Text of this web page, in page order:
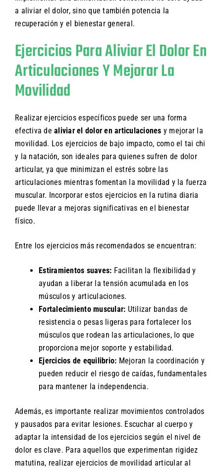
a aliviar el dolor, sino que también potencia la
recuperación y el bienestar general.
Ejercicios Para Aliviar El Dolor En
Articulaciones Y Mejorar La
Movilidad
Realizar ejercicios específicos puede ser una forma
efectiva de aliviar el dolor en articulaciones y mejorar la
movilidad. Los ejercicios de bajo impacto, como el tai chi
y la natación, son ideales para quienes sufren de dolor
articular, ya que minimizan el estrés sobre las
articulaciones mientras fomentan la movilidad y la fuerza
muscular. Incorporar estos ejercicios en la rutina diaria
puede llevar a mejoras significativas en el bienestar
físico.
Entre los ejercicios más recomendados se encuentran:
Estiramientos suaves: Facilitan la flexibilidad y
ayudan a liberar la tensión acumulada en los
músculos y articulaciones.
Fortalecimiento muscular: Utilizar bandas de
resistencia o pesas ligeras para fortalecer los
músculos que rodean las articulaciones, lo que
proporciona mejor soporte y estabilidad.
Ejercicios de equilibrio: Mejoran la coordinación y
pueden reducir el riesgo de caídas, fundamentales
para mantener la independencia.
Además, es importante realizar movimientos controlados
y pausados para evitar lesiones. Escuchar al cuerpo y
adaptar la intensidad de los ejercicios según el nivel de
dolor es clave. Para aquellos que experimentan rigidez
matutina, realizar ejercicios de movilidad articular al